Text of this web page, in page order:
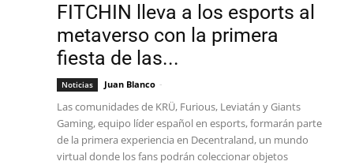
FITCHIN lleva a los esports al
metaverso con la primera
fiesta de las...
Noticias Juan Blanco -
Las comunidades de KRÜ, Furious, Leviatán y Giants
Gaming, equipo líder español en esports, formarán parte
de la primera experiencia en Decentraland, un mundo
virtual donde los fans podrán coleccionar objetos